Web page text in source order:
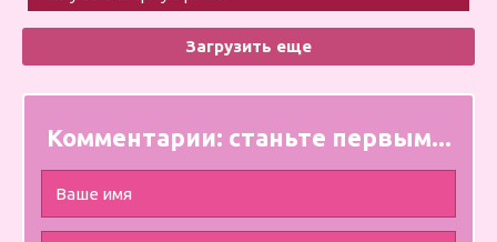
Загрузить еще
Комментарии: станьте первым...